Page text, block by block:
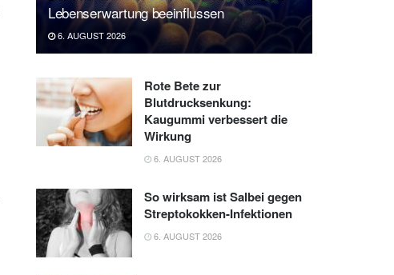
Lebenserwartung beeinflussen
6. AUGUST 2026
Rote Bete zur
Blutdrucksenkung:
Kaugummi verbessert die
Wirkung
6. AUGUST 2026
So wirksam ist Salbei gegen
Streptokokken-Infektionen
6. AUGUST 2026